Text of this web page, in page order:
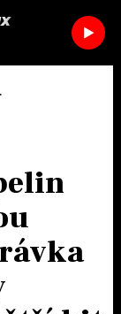
SEZNAM.CZ